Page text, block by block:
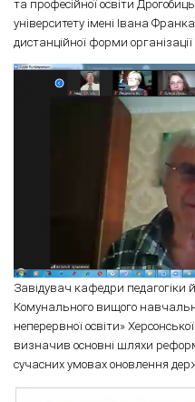
та професійної освіти
університету імені Івана
дистанційної форми організації
Завідувач кафедри педагогіки
Комунального вищого
неперервної освіти»
визначив основні шляхи
сучасних умовах оновлення